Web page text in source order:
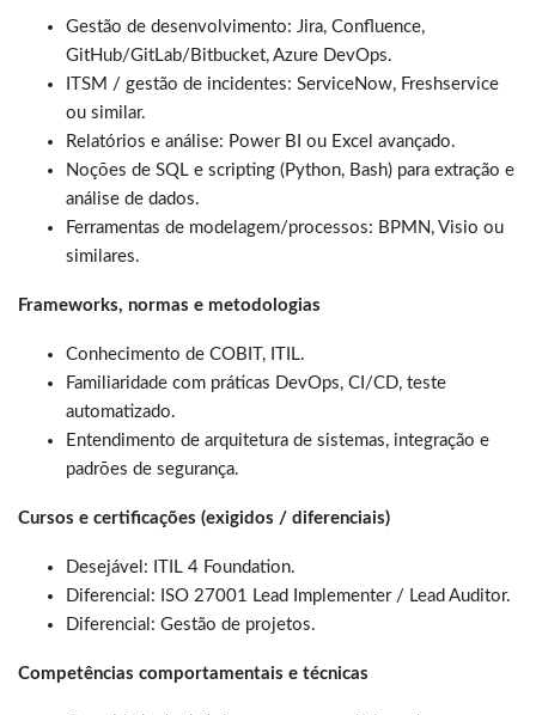
Gestão de desenvolvimento: Jira, Confluence,
GitHub/GitLab/Bitbucket, Azure DevOps.
ITSM / gestão de incidentes: ServiceNow, Freshservice
ou similar.
Relatórios e análise: Power BI ou Excel avançado.
Noções de SQL e scripting (Python, Bash) para extração e
análise de dados.
Ferramentas de modelagem/processos: BPMN, Visio ou
similares.
Frameworks, normas e metodologias
Conhecimento de COBIT, ITIL.
Familiaridade com práticas DevOps, CI/CD, teste
automatizado.
Entendimento de arquitetura de sistemas, integração e
padrões de segurança.
Cursos e certificações (exigidos / diferenciais)
Desejável: ITIL 4 Foundation.
Diferencial: ISO 27001 Lead Implementer / Lead Auditor.
Diferencial: Gestão de projetos.
Competências comportamentais e técnicas